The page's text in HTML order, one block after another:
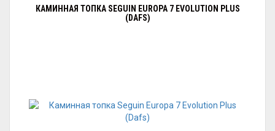
КАМИННАЯ ТОПКА SEGUIN EUROPA 7 EVOLUTION PLUS
(DAFS)